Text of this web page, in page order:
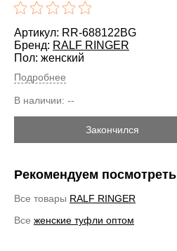
Артикул: RR-688122BG
Бренд: RALF RINGER
Пол: женский
Подробнее
В наличии: --
Закончился
Рекомендуем посмотреть
Все товары RALF RINGER
Все женские туфли оптом